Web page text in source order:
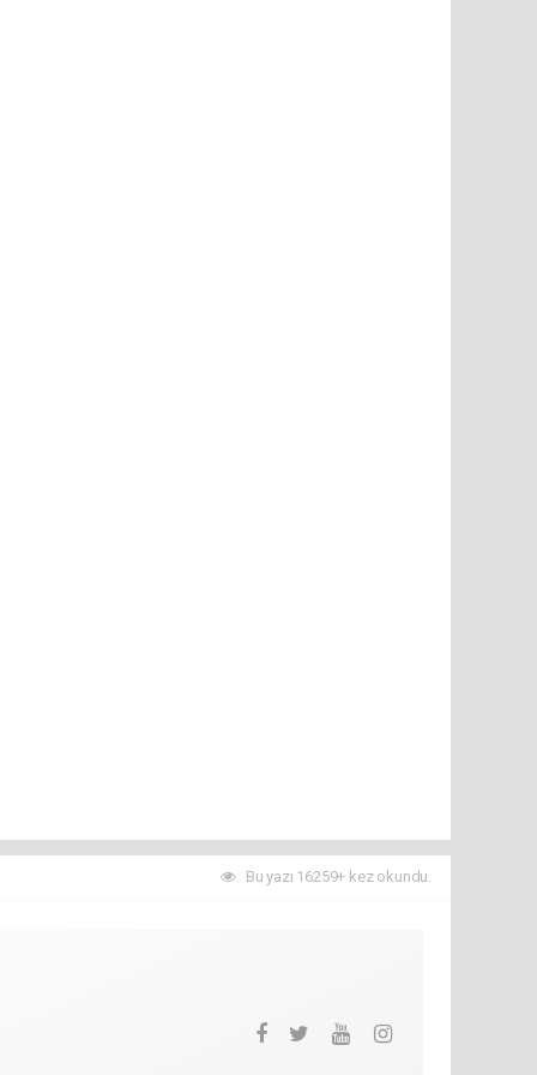
Bu yazı 16259+ kez okundu.